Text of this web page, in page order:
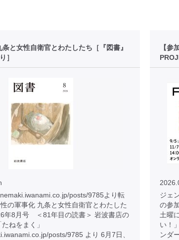
と女性自衛官とわたしたち［『図書』
］
posts/9785より転
の軍事化 九条と女性自衛官とわたした
年8月号 ＜81年目の読書＞ 岩波書店の
ねをまく」
posts/9785 より 6月7日、
【参
ジェ
の参
土曜
い！
ンダ